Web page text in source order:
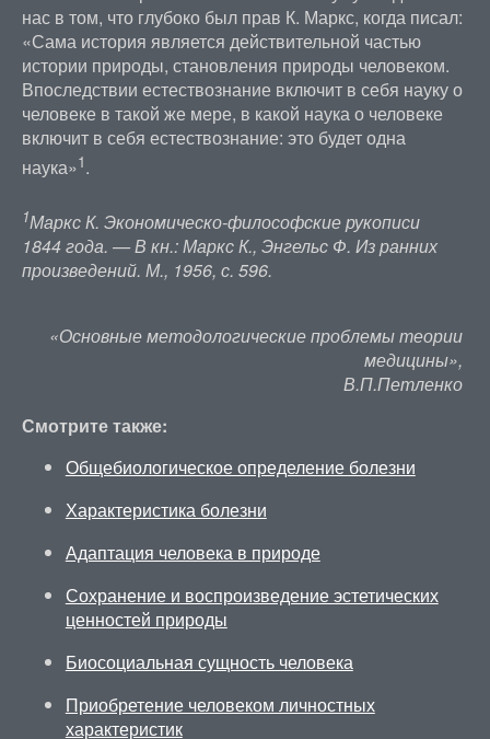
нас в том, что глубоко был прав К. Маркс, когда писал:
«Сама история является действительной частью
истории природы, становления природы человеком.
Впоследствии естествознание включит в себя науку о
человеке в такой же мере, в какой наука о человеке
включит в себя естествознание: это будет одна
наука»1.
1Маркс К. Экономическо-философские рукописи
1844 года. — В кн.: Маркс К., Энгельс Ф. Из ранних
произведений. М., 1956, с. 596.
«Основные методологические проблемы теории
медицины»,
В.П.Петленко
Смотрите также:
Общебиологическое определение болезни
Характеристика болезни
Адаптация человека в природе
Сохранение и воспроизведение эстетических
ценностей природы
Биосоциальная сущность человека
Приобретение человеком личностных
характеристик